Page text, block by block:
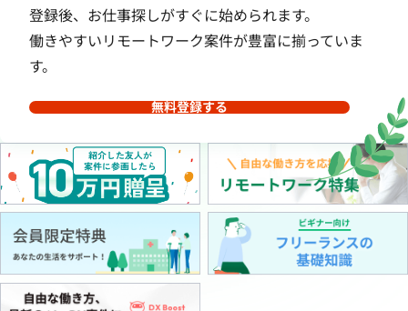
登録後、お仕事探しがすぐに始められます。
働きやすいリモートワーク案件が豊富に揃っていま
す。
無料登録する